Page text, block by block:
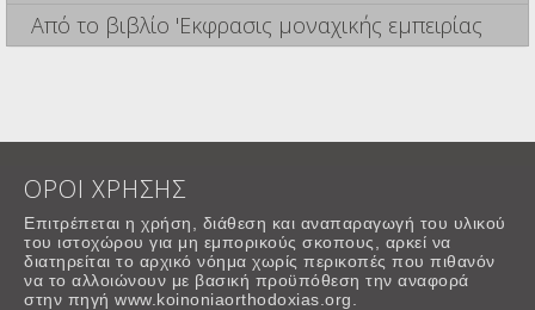
Από το βιβλίο 'Εκφρασις μοναχικής εμπειρίας
ΟΡΟΙ ΧΡΗΣΗΣ
Επιτρέπεται η χρήση, διάθεση και αναπαραγωγή του υλικού
του ιστοχώρου για μη εμπορικούς σκοπους, αρκεί να
διατηρείται το αρχικό νόημα χωρίς περικοπές που πιθανόν
να το αλλοιώνουν με βασική προϋπόθεση την αναφορά
στην πηγή www.koinoniaorthodoxias.org.